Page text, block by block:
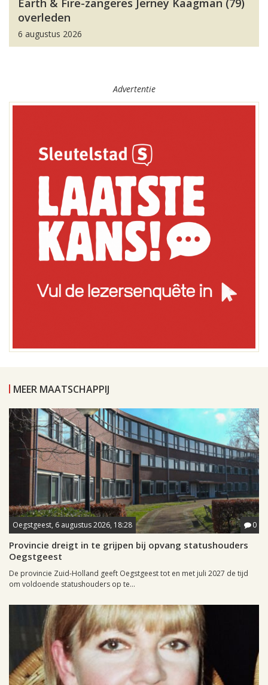
Earth & Fire-zangeres Jerney Kaagman (79)
overleden
6 augustus 2026
Advertentie
MEER MAATSCHAPPIJ
Oegstgeest, 6 augustus 2026, 18:28 0
Provincie dreigt in te grijpen bij opvang statushouders
Oegstgeest
De provincie Zuid-Holland geeft Oegstgeest tot en met juli 2027 de tijd
om voldoende statushouders op te...